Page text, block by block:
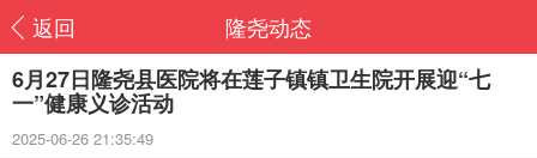
返回
隆尧动态
6月27日隆尧县医院将在莲子镇镇卫生院开展迎“七
一”健康义诊活动
2025-06-26 21:35:49